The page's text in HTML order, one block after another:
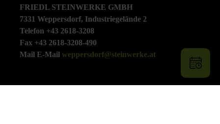
FRIEDL STEINWERKE GMBH
7331 Weppersdorf, Industriegelände 2
Telefon +43 2618-3208
Fax +43 2618-3208-490
Mail E-Mail weppersdorf@steinwerke.at